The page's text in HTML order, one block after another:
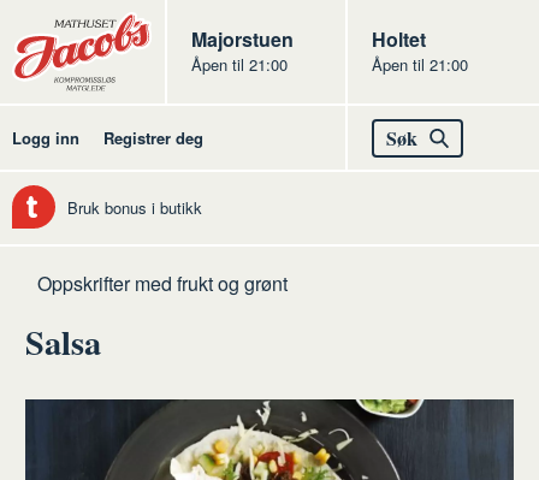
Butikker
Jacobs
Majorstuen
Åpen til 21:00
Jacobs
Holtet
Åpen til 21:00
Logg inn Registrer deg Søk
Bruk bonus i butikk
Hjem
Frukt
grønt
Oppskrifter med frukt og grønt
Salsa